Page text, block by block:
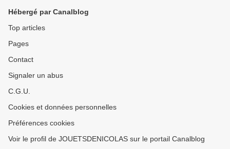
Hébergé par Canalblog
Top articles
Pages
Contact
Signaler un abus
C.G.U.
Cookies et données personnelles
Préférences cookies
Voir le profil de JOUETSDENICOLAS sur le portail Canalblog